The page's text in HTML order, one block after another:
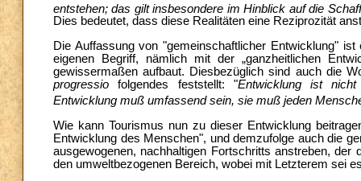
entstehen; das gilt insbesondere im Hinblick auf die
Dies bedeutet, dass diese Realitäten eine Reziprozität
Die Auffassung von "gemeinschaftlicher Entwicklung"
eigenen Begriff, nämlich mit der „ganzheitlichen
gewissermaßen aufbaut. Diesbezüglich sind auch die
progressio folgendes feststellt: "Entwicklung ist nicht
Entwicklung muß umfassend sein, sie muß jeden
Wie kann Tourismus nun zu dieser Entwicklung
Entwicklung des Menschen", und demzufolge auch die
ausgewogenen, nachhaltigen Fortschritts anstreben,
den umweltbezogenen Bereich, wobei mit Letzterem sei